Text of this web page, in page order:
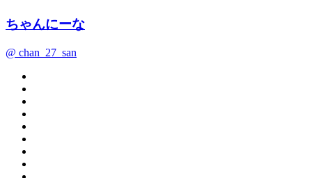
ちゃんにーな
@ chan_27_san